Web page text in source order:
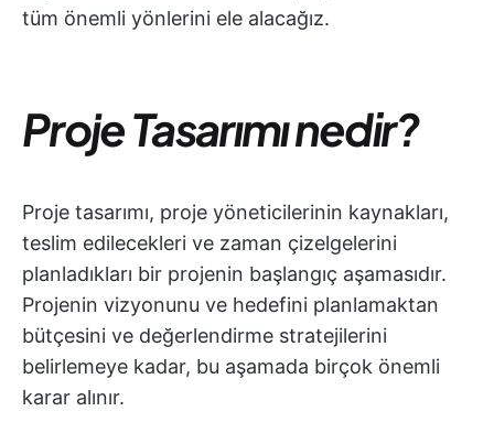
tüm önemli yönlerini ele alacağız.
Proje Tasarımı nedir?
Proje tasarımı, proje yöneticilerinin kaynakları,
teslim edilecekleri ve zaman çizelgelerini
planladıkları bir projenin başlangıç aşamasıdır.
Projenin vizyonunu ve hedefini planlamaktan
bütçesini ve değerlendirme stratejilerini
belirlemeye kadar, bu aşamada birçok önemli
karar alınır.